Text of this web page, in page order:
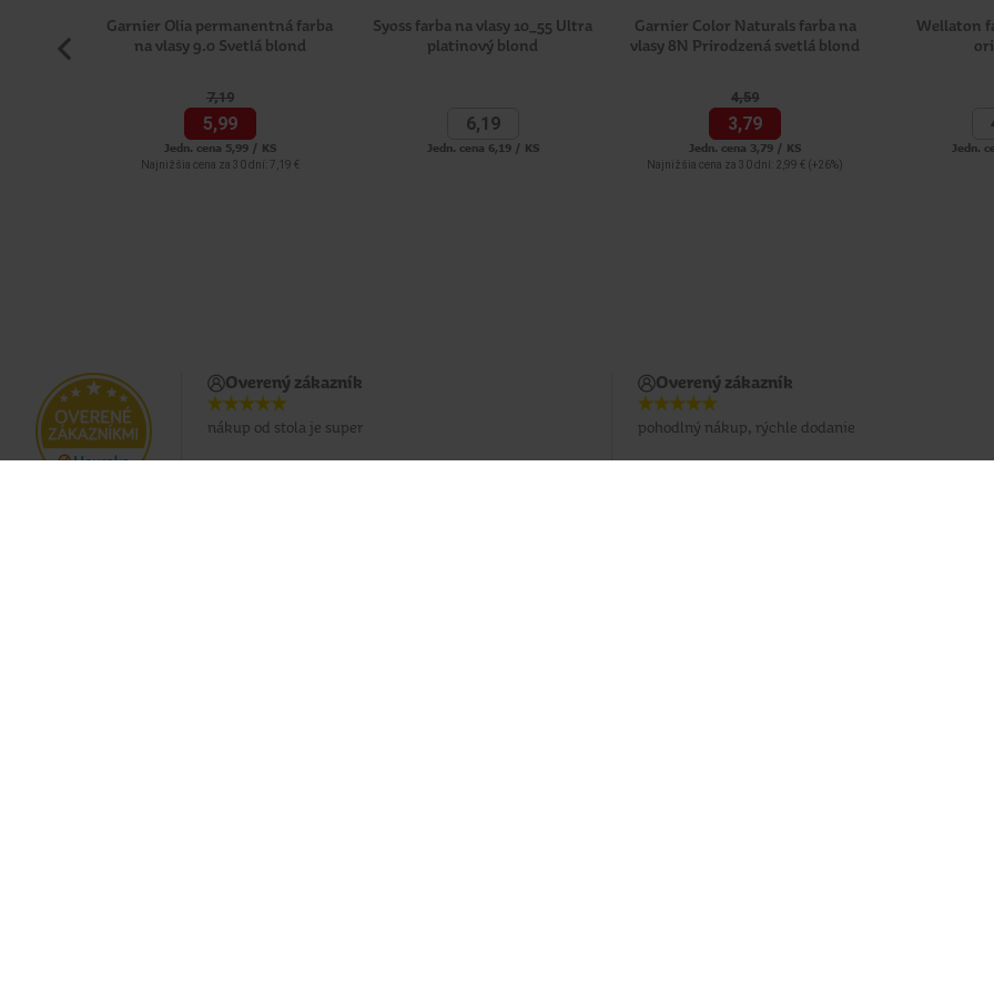
Garnier Olia permanentná farba
na vlasy 9.0 Svetlá blond
7,19
5,99
Jedn. cena 5,99 / KS
Najnižšia cena za 30 dní: 7,19 €
Syoss farba na vlasy 10_55 Ultra
platinový blond
6,19
Jedn. cena 6,19 / KS
Garnier Color Naturals farba na
vlasy 8N Prirodzená svetlá blond
4,59
3,79
Jedn. cena 3,79 / KS
Najnižšia cena za 30 dní: 2,99 € (+26%)
Wellaton
Jedn.
Overený zákazník
nákup od stola je super
Overený zákazník
pohodlný nákup, rýchle dodanie